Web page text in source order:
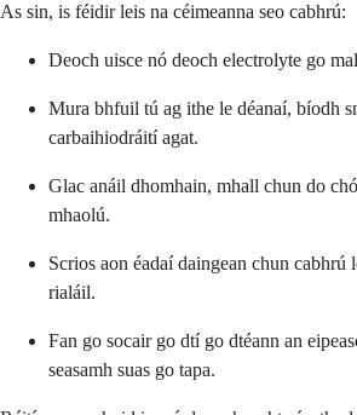
As sin, is féidir leis na céimeanna seo cabhrú:
Deoch uisce nó deoch electrolyte go
Mura bhfuil tú ag ithe le déanaí, bíodh
carbaihiodráití agat.
Glac anáil dhomhain, mhall chun do
mhaolú.
Scrios aon éadaí daingean chun cabhrú
rialáil.
Fan go socair go dtí go dtéann an
seasamh suas go tapa.